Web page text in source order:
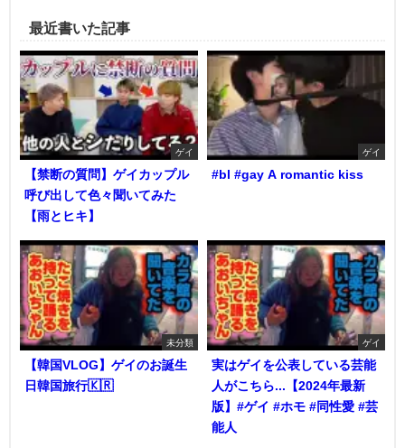
最近書いた記事
ゲイ
【禁断の質問】ゲイカップル
呼び出して色々聞いてみた
【雨とヒキ】
ゲイ
#bl #gay A romantic kiss
未分類
【韓国VLOG】ゲイのお誕生
日韓国旅行🇰🇷
ゲイ
実はゲイを公表している芸能
人がこちら...【2024年最新
版】#ゲイ #ホモ #同性愛 #芸
能人